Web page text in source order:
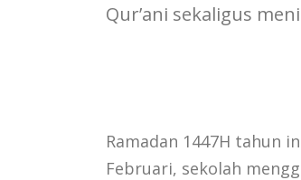
Qur’ani sekaligus
Ramadan 1447H tahun
Februari, sekolah